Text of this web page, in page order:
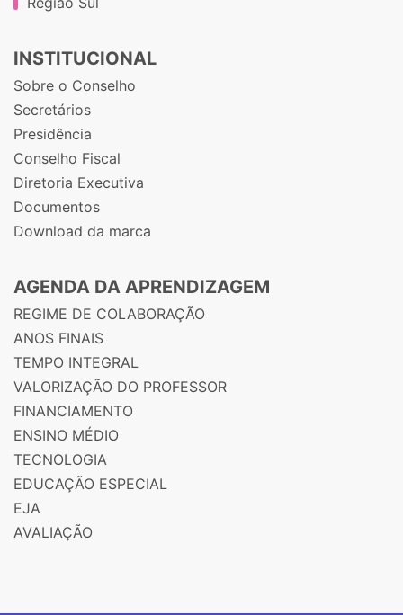
INSTITUCIONAL
Sobre o Conselho
Secretários
Presidência
Conselho Fiscal
Diretoria Executiva
Documentos
Download da marca
AGENDA DA APRENDIZAGEM
REGIME DE COLABORAÇÃO
ANOS FINAIS
TEMPO INTEGRAL
VALORIZAÇÃO DO PROFESSOR
FINANCIAMENTO
ENSINO MÉDIO
TECNOLOGIA
EDUCAÇÃO ESPECIAL
EJA
AVALIAÇÃO